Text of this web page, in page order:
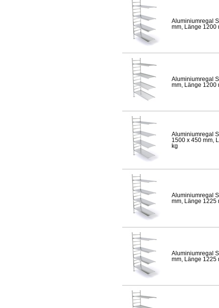
Aluminiumregal
mm, Länge 1200
Aluminiumregal
mm, Länge 1200
Aluminiumregal
1500 x 450 mm,
kg
Aluminiumregal
mm, Länge 1225
Aluminiumregal
mm, Länge 1225